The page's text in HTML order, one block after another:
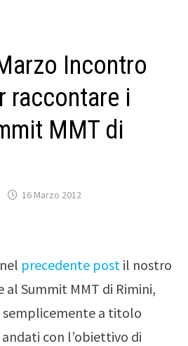
Incontro
raccontare i
MMT di
16 Marzo 2012
precedente postil nostro
al Summit MMT di Rimini,
semplicemente a titolo
con l’obiettivo di